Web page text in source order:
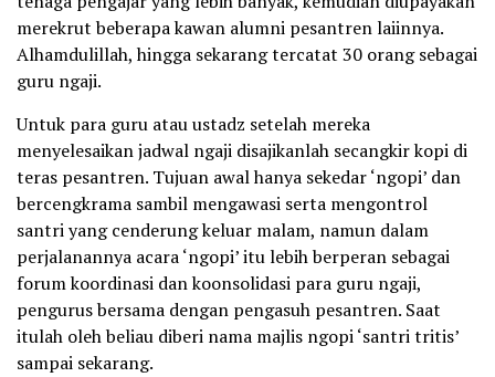
merekrut beberapa kawan alumni pesantren laiinnya.
Alhamdulillah, hingga sekarang tercatat 30 orang sebagai
guru ngaji.
Untuk para guru atau ustadz setelah mereka
menyelesaikan jadwal ngaji disajikanlah secangkir kopi di
teras pesantren. Tujuan awal hanya sekedar ‘ngopi’ dan
bercengkrama sambil mengawasi serta mengontrol
santri yang cenderung keluar malam, namun dalam
perjalanannya acara ‘ngopi’ itu lebih berperan sebagai
forum koordinasi dan koonsolidasi para guru ngaji,
pengurus bersama dengan pengasuh pesantren. Saat
itulah oleh beliau diberi nama majlis ngopi ‘santri tritis’
sampai sekarang.